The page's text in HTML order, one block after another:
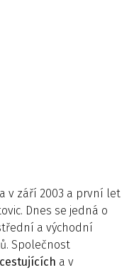
v září 2003 a první let
Dnes se jedná o
a východní
Společnost
a v